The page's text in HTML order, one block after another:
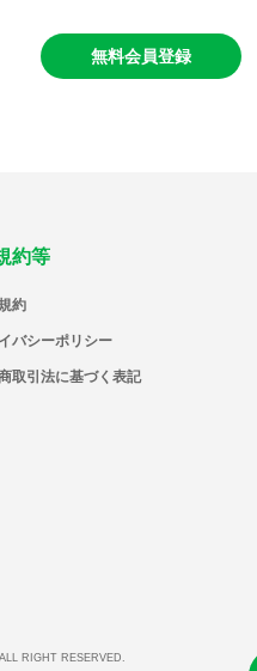
無料会員登録
約等
約
バシーポリシー
取引法に基づく表記
RIGHT RESERVED.